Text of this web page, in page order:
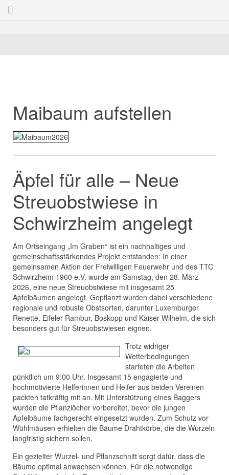
Maibaum aufstellen
Äpfel für alle – Neue
Streuobstwiese in
Schwirzheim angelegt
Am Ortseingang „Im Graben“ ist ein nachhaltiges und
gemeinschaftsstärkendes Projekt entstanden: In einer
gemeinsamen Aktion der Freiwilligen Feuerwehr und des TTC
Schwirzheim 1960 e.V. wurde am Samstag, den 28. März
2026, eine neue Streuobstwiese mit insgesamt 25
Apfelbäumen angelegt. Gepflanzt wurden dabei verschiedene
regionale und robuste Obstsorten, darunter Luxemburger
Renette, Eifeler Rambur, Boskopp und Kaiser Wilhelm, die sich
besonders gut für Streuobstwiesen eignen.
Trotz widriger
Wetterbedingungen
starteten die Arbeiten
pünktlich um 9:00 Uhr. Insgesamt 15 engagierte und
hochmotivierte Helferinnen und Helfer aus beiden Vereinen
packten tatkräftig mit an. Mit Unterstützung eines Baggers
wurden die Pflanzlöcher vorbereitet, bevor die jungen
Apfelbäume fachgerecht eingesetzt wurden. Zum Schutz vor
Wühlmäusen erhielten die Bäume Drahtkörbe, die die Wurzeln
langfristig sichern sollen.
Ein gezielter Wurzel- und Pflanzschnitt sorgt dafür, dass die
Bäume optimal anwachsen können. Für die notwendige